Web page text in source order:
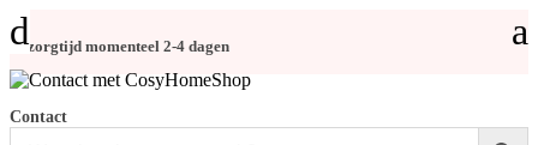
Bezorgtijd momenteel 2-4 dagen
Contact
d a